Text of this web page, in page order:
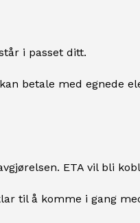
i passet ditt.
betale med egnede
ETA vil bli
til å komme i gang